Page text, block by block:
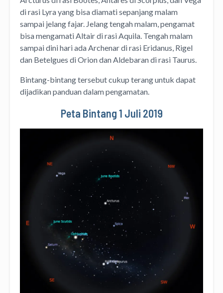
di rasi Lyra yang bisa diamati sepanjang malam
sampai jelang fajar. Jelang tengah malam, pengamat
bisa mengamati Altair di rasi Aquila. Tengah malam
sampai dini hari ada Archenar di rasi Eridanus, Rigel
dan Betelgues di Orion dan Aldebaran di rasi Taurus.
Bintang-bintang tersebut cukup terang untuk dapat
dijadikan panduan dalam pengamatan.
Peta Bintang 1 Juli 2019